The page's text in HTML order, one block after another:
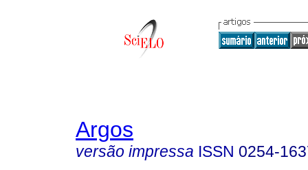
Argos
versão impressa ISSN 0254-